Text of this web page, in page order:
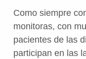
Como siempre
monitoras, con
pacientes de las
participan en las